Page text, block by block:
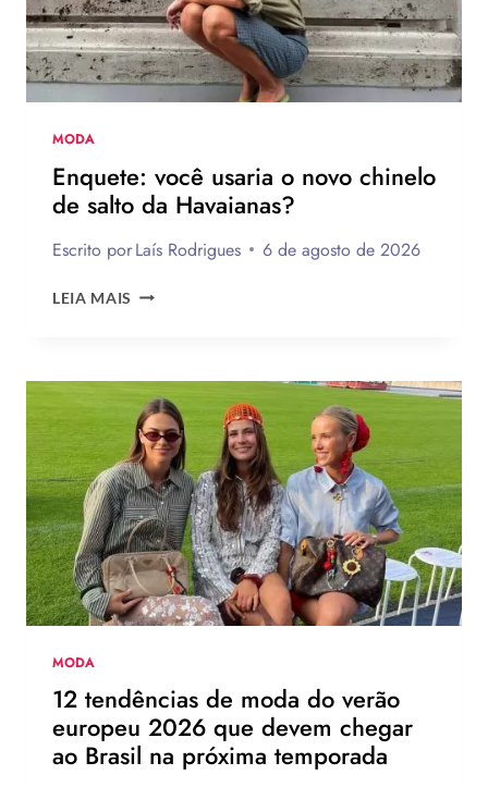
MODA
Enquete: você usaria o novo chinelo
de salto da Havaianas?
Escrito porLaís Rodrigues 6 de agosto de 2026
LEIA MAIS ENQUETE:
NOVO
CHINELO
DE
SALTO
DA
HAVAIANAS?
MODA
12 tendências de moda do verão
europeu 2026 que devem chegar
ao Brasil na próxima temporada